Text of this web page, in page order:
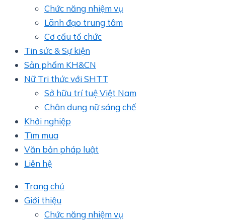
Chức năng nhiệm vụ
Lãnh đạo trung tâm
Cơ cấu tổ chức
Tin sức & Sự kiện
Sản phẩm KH&CN
Nữ Tri thức với SHTT
Sở hữu trí tuệ Việt Nam
Chân dung nữ sáng chế
Khởi nghiệp
Tìm mua
Văn bản pháp luật
Liên hệ
Trang chủ
Giới thiệu
Chức năng nhiệm vụ